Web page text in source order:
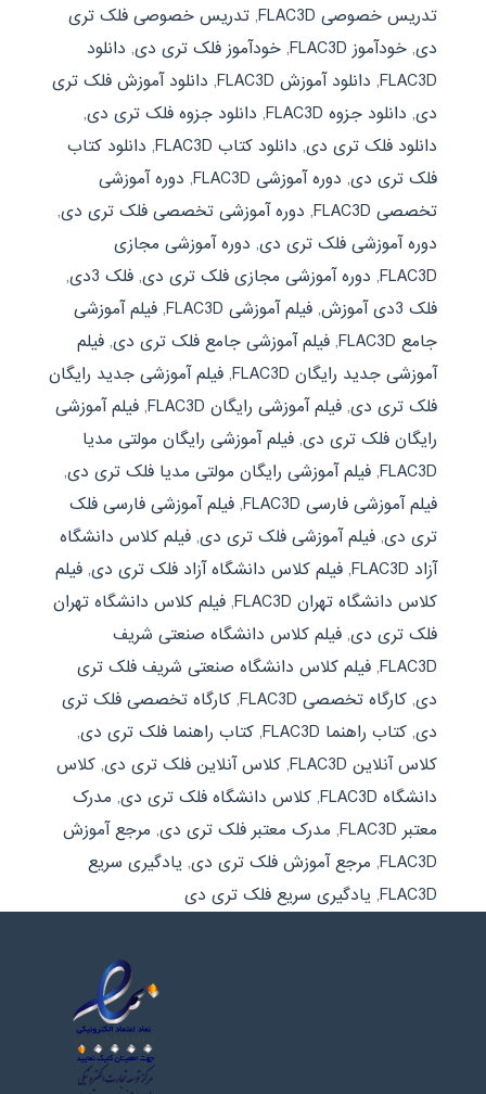
تدریس خصوصی FLAC3D
, تدریس خصوصی فلک تری
دی, خودآموز FLAC3D , خودآموز فلک تری دی, دانلود
FLAC3D
, دانلود آموزش FLAC3D , دانلود آموزش فلک تری
دی, دانلود جزوه FLAC3D , دانلود جزوه فلک تری دی,
دانلود فلک تری دی, دانلود کتاب FLAC3D , دانلود کتاب
فلک تری دی, دوره آموزشی FLAC3D , دوره آموزشی
تخصصی FLAC3D
, دوره آموزشی تخصصی فلک تری دی,
دوره آموزشی فلک تری دی, دوره آموزشی مجازی
FLAC3D
, دوره آموزشی مجازی فلک تری دی, فلک 3دی
,
فلک 3دی آموزش
, فیلم آموزشی FLAC3D , فیلم آموزشی
جامع FLAC3D
, فیلم آموزشی جامع فلک تری دی, فیلم
آموزشی جدید رایگان FLAC3D
, فیلم آموزشی جدید رایگان
فلک تری دی, فیلم آموزشی رایگان FLAC3D , فیلم آموزشی
رایگان فلک تری دی, فیلم آموزشی رایگان مولتی مدیا
FLAC3D
, فیلم آموزشی رایگان مولتی مدیا فلک تری دی,
فیلم آموزشی فارسی FLAC3D
, فیلم آموزشی فارسی فلک
تری دی, فیلم آموزشی فلک تری دی, فیلم کلاس دانشگاه
آزاد FLAC3D
, فیلم کلاس دانشگاه آزاد فلک تری دی, فیلم
کلاس دانشگاه تهران FLAC3D
, فیلم کلاس دانشگاه تهران
فلک تری دی, فیلم کلاس دانشگاه صنعتی شریف
FLAC3D
, فیلم کلاس دانشگاه صنعتی شریف فلک تری
دی, کارگاه تخصصی FLAC3D , کارگاه تخصصی فلک تری
دی, کتاب راهنما FLAC3D , کتاب راهنما فلک تری دی,
کلاس آنلاین FLAC3D
, کلاس آنلاین فلک تری دی, کلاس
دانشگاه FLAC3D
, کلاس دانشگاه فلک تری دی, مدرک
معتبر FLAC3D
, مدرک معتبر فلک تری دی, مرجع آموزش
FLAC3D
, مرجع آموزش فلک تری دی, یادگیری سریع
FLAC3D
, یادگیری سریع فلک تری دی